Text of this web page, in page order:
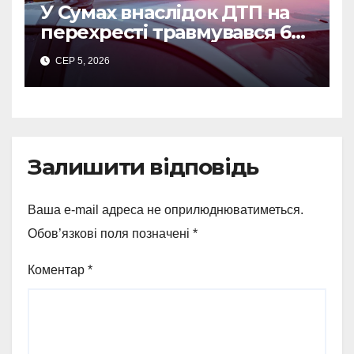
У Сумах внаслідок ДТП на
перехресті травмувався 62-
річний мотоцикліст
СЕР 5, 2026
Залишити відповідь
Ваша e-mail адреса не оприлюднюватиметься.
Обов’язкові поля позначені *
Коментар *